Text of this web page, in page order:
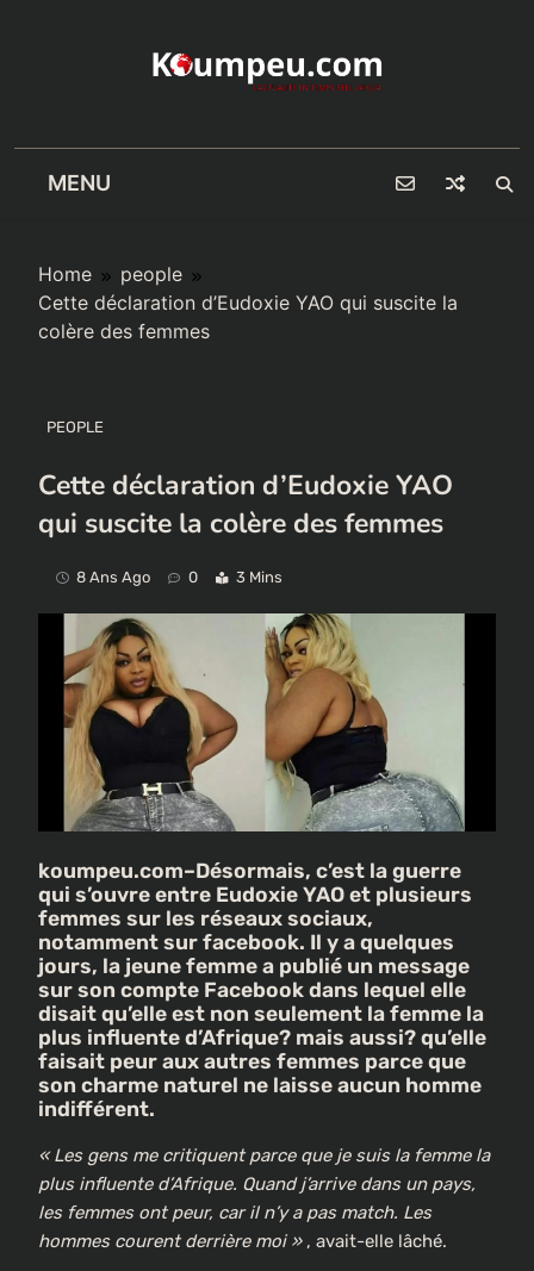
MENU
Home
people
Cette déclaration d’Eudoxie YAO qui suscite la
colère des femmes
PEOPLE
Cette déclaration d’Eudoxie YAO
qui suscite la colère des femmes
8 Ans Ago 0 3 Mins
koumpeu.com–Désormais, c’est la guerre
qui s’ouvre entre Eudoxie YAO et plusieurs
femmes sur les réseaux sociaux,
notamment sur facebook. Il y a quelques
jours, la jeune femme a publié un message
sur son compte Facebook dans lequel elle
disait qu’elle est non seulement la femme la
plus influente d’Afrique? mais aussi? qu’elle
faisait peur aux autres femmes parce que
son charme naturel ne laisse aucun homme
indifférent.
« Les gens me critiquent parce que je suis la femme la
plus influente d’Afrique. Quand j’arrive dans un pays,
les femmes ont peur, car il n’y a pas match. Les
hommes courent derrière moi » , avait-elle lâché.